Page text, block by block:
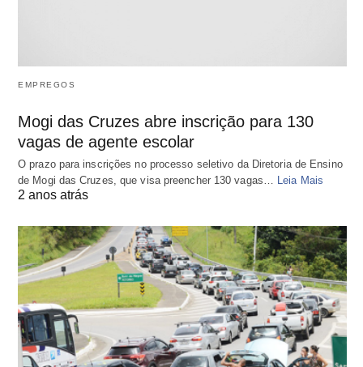
EMPREGOS
Mogi das Cruzes abre inscrição para 130
vagas de agente escolar
O prazo para inscrições no processo seletivo da Diretoria de Ensino
de Mogi das Cruzes, que visa preencher 130 vagas… Leia Mais
2 anos atrás